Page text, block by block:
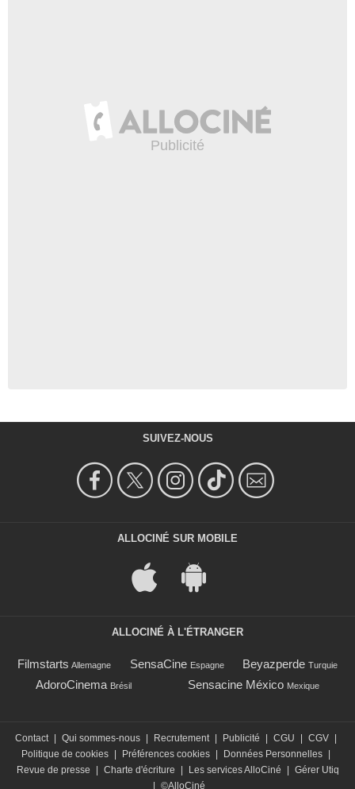
SUIVEZ-NOUS
ALLOCINÉ SUR MOBILE
ALLOCINÉ À L'ÉTRANGER
Filmstarts Allemagne SensaCine Espagne Beyazperde Turquie
AdoroCinema Brésil Sensacine México Mexique
Contact Qui sommes-nous Recrutement Publicité CGU CGV
Politique de cookies
Préférences cookies Données Personnelles
Revue de presse
Charte d'écriture Les services AlloCiné
Gérer Utiq
©AlloCiné